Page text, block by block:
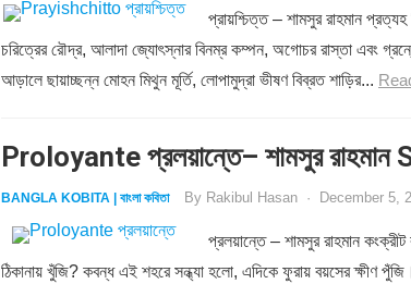
প্রায়শ্চিত্ত – শামসুর রাহমান
চরিত্রের রৌদ্র, আলাদা জ্যোৎস্নার বিনম্র কম্পন, অগোচর রাস্তা এবং
আড়ালে ছায়াচ্ছন্ন মোহন মিথুন মূর্তি, লোপামুদ্রা ভীষণ বিব্রত শাড়ির...
Proloyante প্রলয়ান্তে– শামসুর
BANGLA KOBITA | বাংলা কবিতা By Rakibul Hasan · December 5,
প্রলয়ান্তে – শামসুর রাহমান
ঠিকানায় খুঁজি? কবন্ধ এই শহরে সন্ধ্যা হলো, এদিকে ফুরায় বয়সের ক্ষীণ